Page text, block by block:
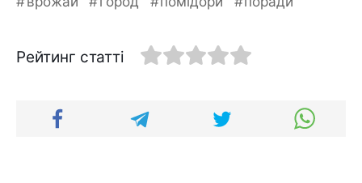
Рейтинг статті